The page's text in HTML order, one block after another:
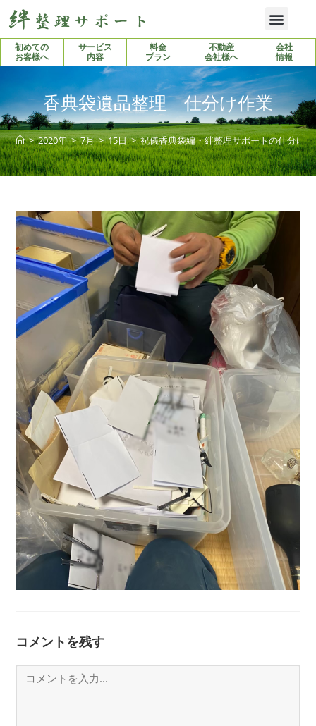
初めての
お客様へ
サービス
内容
料金
プラン
不動産
会社様へ
会社
情報
香典袋遺品整理 仕分け作業
> 2020年 > 7月 > 15日 > 祝儀香典袋編・絆整理サポートの仕分け
コメントを残す